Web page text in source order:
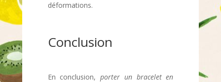
déformations.
Conclusion
En conclusion,porter un bracelet en